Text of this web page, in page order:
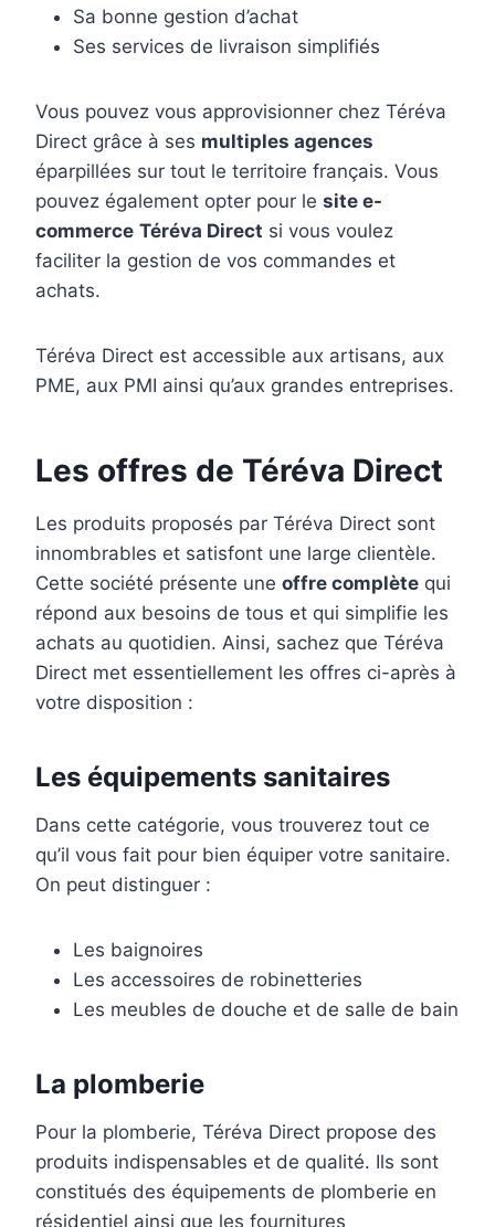
Sa bonne gestion d’achat
Ses services de livraison simplifiés
Vous pouvez vous approvisionner chez Téréva
Direct grâce à ses multiples agences
éparpillées sur tout le territoire français. Vous
pouvez également opter pour le site e-
commerce Téréva Direct si vous voulez
faciliter la gestion de vos commandes et
achats.
Téréva Direct est accessible aux artisans, aux
PME, aux PMI ainsi qu’aux grandes entreprises.
Les offres de Téréva Direct
Les produits proposés par Téréva Direct sont
innombrables et satisfont une large clientèle.
Cette société présente une offre complète qui
répond aux besoins de tous et qui simplifie les
achats au quotidien. Ainsi, sachez que Téréva
Direct met essentiellement les offres ci-après à
votre disposition :
Les équipements sanitaires
Dans cette catégorie, vous trouverez tout ce
qu’il vous fait pour bien équiper votre sanitaire.
On peut distinguer :
Les baignoires
Les accessoires de robinetteries
Les meubles de douche et de salle de bain
La plomberie
Pour la plomberie, Téréva Direct propose des
produits indispensables et de qualité. Ils sont
constitués des équipements de plomberie en
résidentiel ainsi que les fournitures